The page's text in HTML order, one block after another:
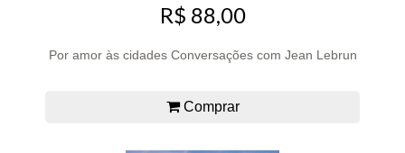
R$ 88,00
Por amor às cidades Conversações com Jean Lebrun
Comprar